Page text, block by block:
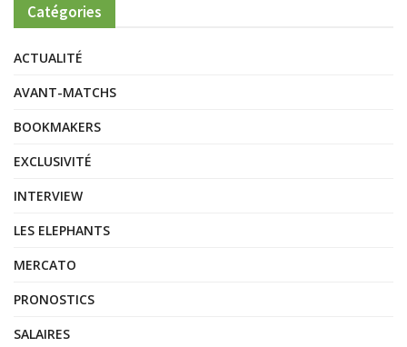
Catégories
ACTUALITÉ
AVANT-MATCHS
BOOKMAKERS
EXCLUSIVITÉ
INTERVIEW
LES ELEPHANTS
MERCATO
PRONOSTICS
SALAIRES